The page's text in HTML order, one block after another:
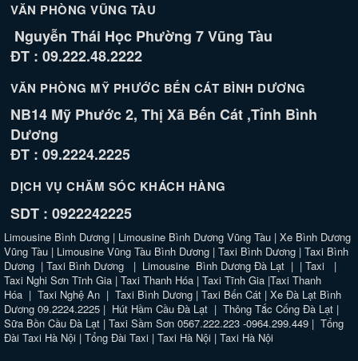
VĂN PHÒNG VŨNG TÀU
Nguyễn Thái Học Phường 7 Vũng Tàu
ĐT : 09.222.48.2222
VĂN PHÒNG MỸ PHƯỚC BẾN CÁT BÌNH DƯƠNG
NB14 Mỹ Phước 2, Thị Xã Bến Cát ,Tỉnh Bình
Dương
ĐT : 09.2224.2225
DỊCH VỤ CHĂM SÓC KHÁCH HÀNG
SDT : 0922242225
Limousine Bình Dương | Limousine Bình Dương Vũng Tàu | Xe Bình Dương
Vũng Tàu | Limousine Vũng Tàu Bình Dương | Taxi Bình Dương | Taxi Bình
Dương | Taxi Bình Dương | Limousine Bình Dương Đà Lạt | | Taxi
|
Taxi Nghi Sơn Tĩnh Gia | Taxi Thanh Hóa | Taxi Tĩnh Gia |Taxi Thanh
Hóa | Taxi Nghệ An | Taxi Bình Dương | Taxi Bến Cát | Xe Đà Lạt Bình
Dương 09.2224.2225 | Hút Hầm Cầu Đà Lạt | Thông Tắc Cống Đà Lạt |
Sữa Bồn Cầu Đà Lạt | Taxi Sầm Sơn 0567.222.223 -0964.299.449 | Tổng
Đài Taxi Hà Nội | Tổng Đài Taxi | Taxi Hà Nội | Taxi Hà Nội